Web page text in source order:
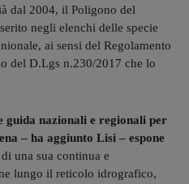
dal 2004, il Poligono del
negli elenchi delle specie
ai sensi del Regolamento
del D.Lgs n.230/2017 che lo
guida nazionali e regionali per
– ha aggiunto Lisi – espone
di una sua continua e
lungo il reticolo idrografico,